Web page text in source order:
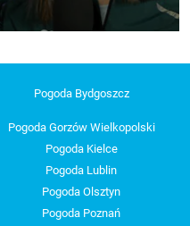
Pogoda Bydgoszcz
Pogoda Gorzów Wielkopolski
Pogoda Kielce
Pogoda Lublin
Pogoda Olsztyn
Pogoda Poznań